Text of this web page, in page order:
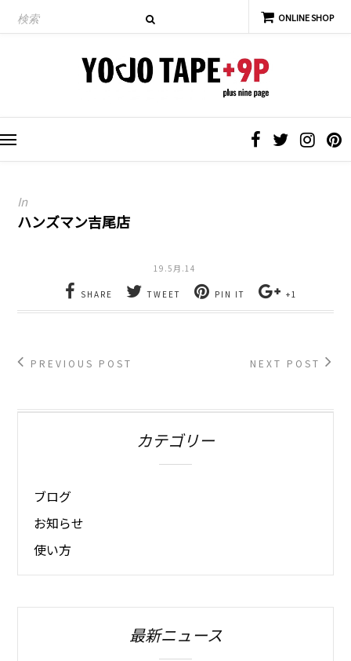
In
ハンズマン吉尾店
19.5月.14
SHARE TWEET PIN IT +1
PREVIOUS POST NEXT POST
カテゴリー
ブログ
お知らせ
使い方
最新ニュース